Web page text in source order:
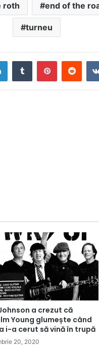
roth end of the
turneu
LinkedInTumblrPinterest
a crezut că
Young glumește când
i-a cerut să vină în trupă
20, 2020